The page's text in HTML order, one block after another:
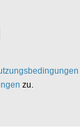
zu.